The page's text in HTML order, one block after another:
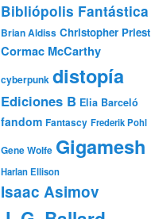
Bibliópolis Fantástica
Brian Aldiss Christopher Priest
Cormac McCarthy
cyberpunk distopía
Ediciones B Elia Barceló
fandom Fantascy Frederik Pohl
Gene Wolfe Gigamesh
Harlan Ellison
Isaac Asimov